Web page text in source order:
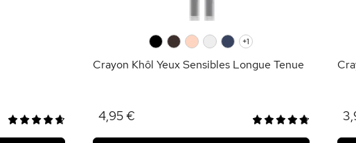
+1
Crayon Khôl Yeux Sensibles Longue Tenue
4,95 €